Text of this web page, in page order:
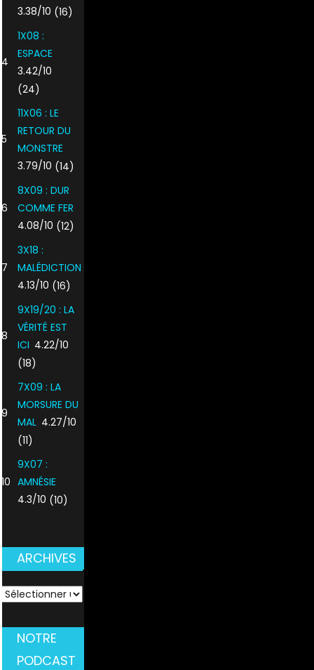
3.38/10 (16)
4
1X08 :
ESPACE
3.42/10
(24)
5
11X06 : LE
RETOUR DU
MONSTRE
3.79/10 (14)
6
8X09 : DUR
COMME FER
4.08/10 (12)
7
3X18 :
MALÉDICTION
4.13/10 (16)
8
9X19/20 : LA
VÉRITÉ EST
ICI 4.22/10
(18)
9
7X09 : LA
MORSURE DU
MAL 4.27/10
(11)
10
9X07 :
AMNÉSIE
4.3/10 (10)
ARCHIVES
ARCHIVES
NOTRE
PODCAST